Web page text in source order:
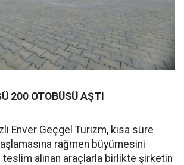
200 OTOBÜSÜ AŞTI
Enver Geçgel Turizm, kısa süre
rağmen büyümesini
teslim alınan araçlarla birlikte şirketin